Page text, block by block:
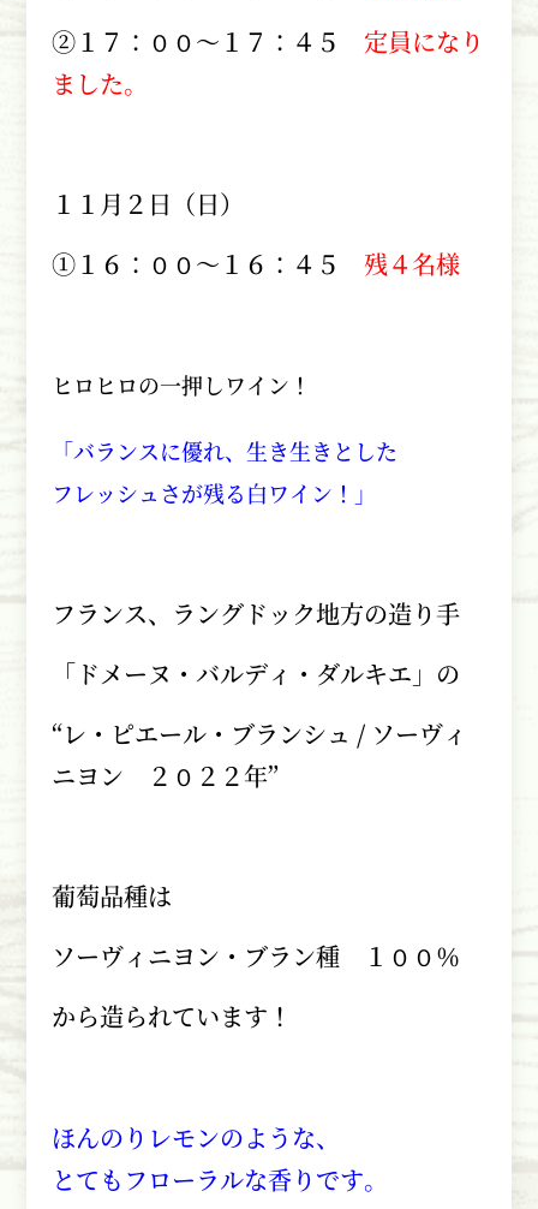
②１７：００～１７：４５ 定員になり
ました。
１１月２日（日）
①１６：００～１６：４５ 残４名様
ヒロヒロの一押しワイン！
「バランスに優れ、生き生きとした
フレッシュさが残る白ワイン！」
フランス、ラングドック地方の造り手
「ドメーヌ・バルディ・ダルキエ」の
“レ・ピエール・ブランシュ / ソーヴィ
ニヨン ２０２２年”
葡萄品種は
ソーヴィニヨン・ブラン種 １００％
から造られています！
ほんのりレモンのような、
とてもフローラルな香りです。